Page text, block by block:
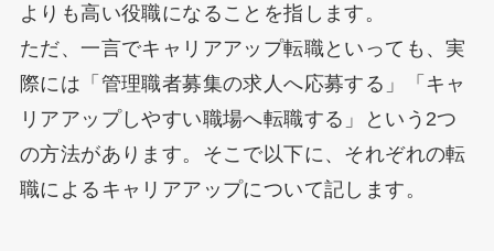
よりも高い役職になることを指します。
ただ、一言でキャリアアップ転職といっても、実
際には「管理職者募集の求人へ応募する」「キャ
リアアップしやすい職場へ転職する」という2つ
の方法があります。そこで以下に、それぞれの転
職によるキャリアアップについて記します。